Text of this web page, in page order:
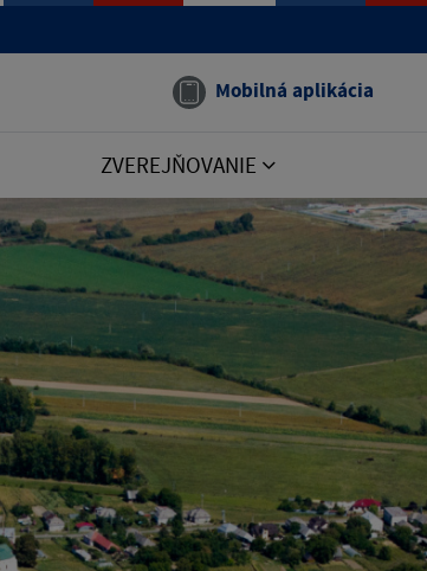
Mobilná aplikácia
ZVEREJŇOVANIE